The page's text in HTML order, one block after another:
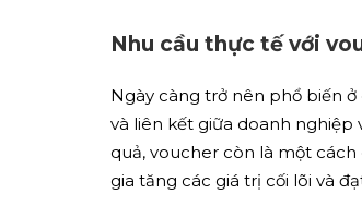
Nhu cầu thực tế với
Ngày càng trở nên phổ biến
và liên kết giữa doanh
quả, voucher còn là một
gia tăng các giá trị cối lõi và